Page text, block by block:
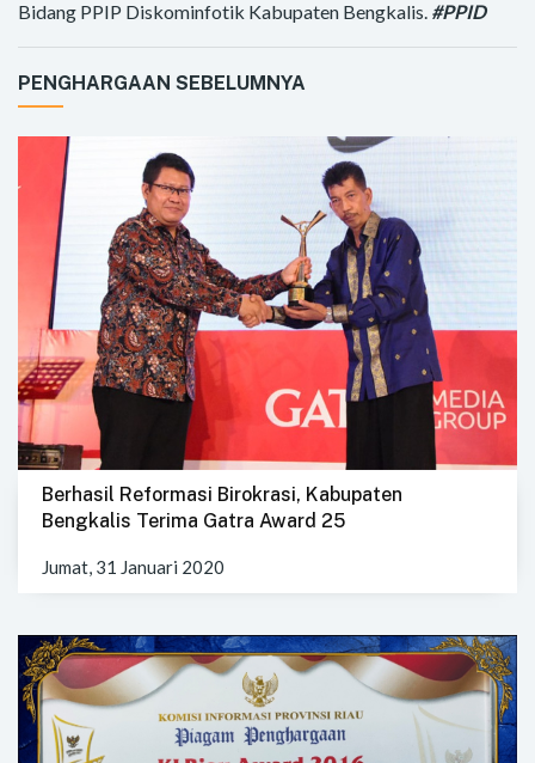
Bidang PPIP Diskominfotik Kabupaten Bengkalis. #PPID
PENGHARGAAN SEBELUMNYA
Berhasil Reformasi Birokrasi, Kabupaten
Bengkalis Terima Gatra Award 25
Jumat, 31 Januari 2020